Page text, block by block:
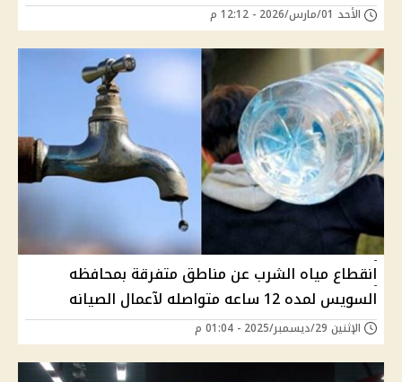
الأحد 01/مارس/2026 - 12:12 م
انقطاع مياه الشرب عن مناطق متفرقة بمحافظه
السويس لمده 12 ساعه متواصله لآعمال الصيانه
الإثنين 29/ديسمبر/2025 - 01:04 م